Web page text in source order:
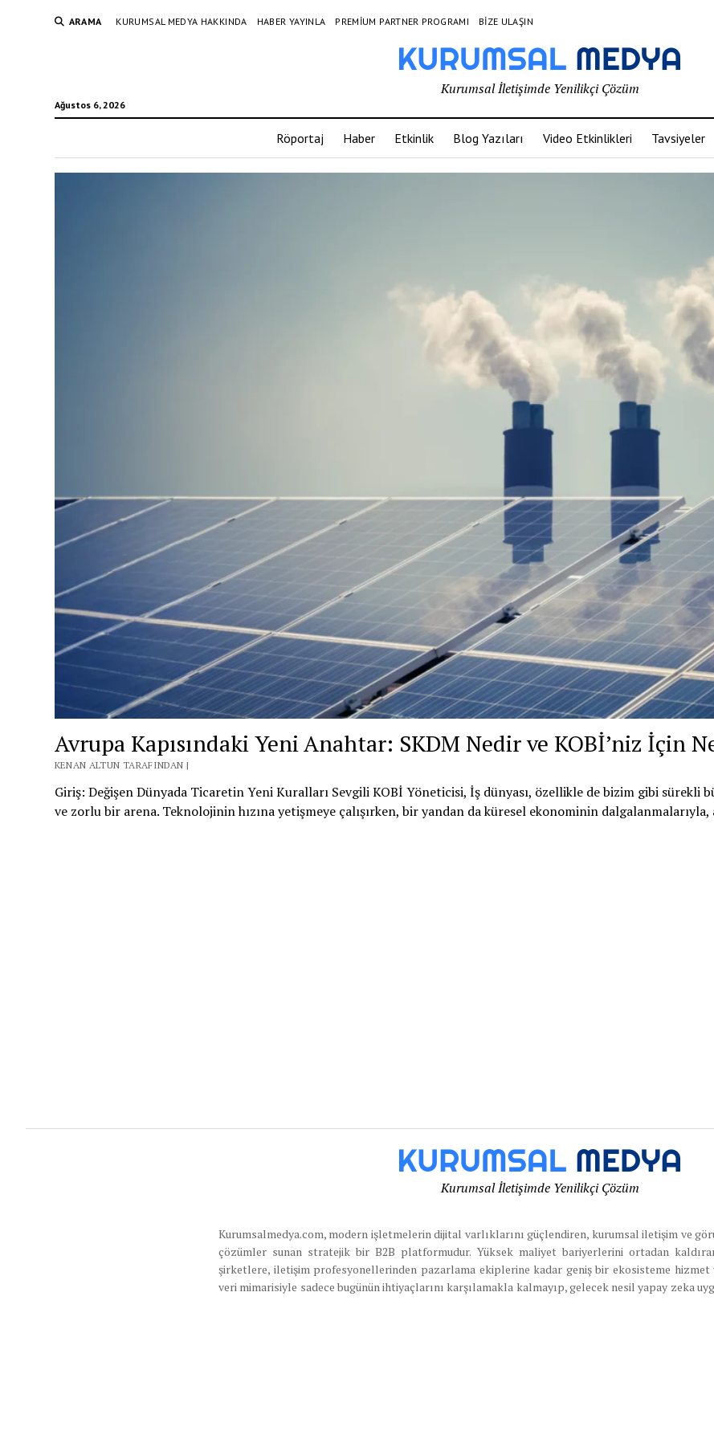
ARAMA KURUMSAL MEDYA HAKKINDA HABER YAYINLA PREMIUM PARTNER PROGRAMI BIZE ULAŞIN
Ağustos 6, 2026
Kurumsal İletişimde Yenilikçi Çözüm
Röportaj Haber Etkinlik Blog Yazıları Video Etkinlikleri Tavsiyeler
Avrupa Kapısındaki Yeni Anahtar: SKDM Nedir ve KOBİ’niz İçin
KENAN ALTUN TARAFINDAN |
Giriş: Değişen Dünyada Ticaretin Yeni Kuralları Sevgili KOBİ Yöneticisi, İş dünyası, özellikle de bizim gibi sürekli
ve zorlu bir arena. Teknolojinin hızına yetişmeye çalışırken, bir yandan da küresel ekonominin
Kurumsal İletişimde Yenilikçi Çözüm
Kurumsalmedya.com, modern işletmelerin dijital varlıklarını güçlendiren, kurumsal iletişim ve
çözümler sunan stratejik bir B2B platformudur. Yüksek maliyet bariyerlerini ortadan
şirketlere, iletişim profesyonellerinden pazarlama ekiplerine kadar geniş bir ekosisteme hizmet
veri mimarisiyle sadece bugünün ihtiyaçlarını karşılamakla kalmayıp, gelecek nesil yapay zeka